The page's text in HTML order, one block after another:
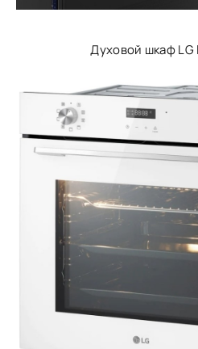
Духовой шкаф